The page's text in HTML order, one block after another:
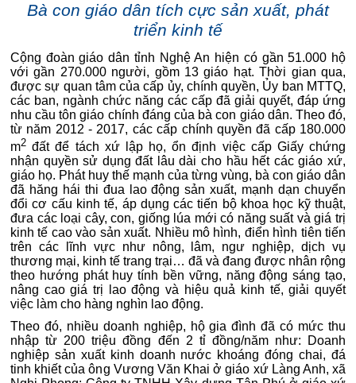
Bà con giáo dân tích cực sản xuất, phát
triển kinh tế
Cộng đoàn giáo dân tỉnh Nghệ An hiện có gần 51.000 hộ
với gần 270.000 người, gồm 13 giáo hạt. Thời gian qua,
được sự quan tâm của cấp ủy, chính quyền, Ủy ban MTTQ,
các ban, ngành chức năng các cấp đã giải quyết, đáp ứng
nhu cầu tôn giáo chính đáng của bà con giáo dân. Theo đó,
từ năm 2012 - 2017, các cấp chính quyền đã cấp 180.000
m2 đất để tách xứ lập họ, ổn định việc cấp Giấy chứng
nhận quyền sử dụng đất lâu dài cho hầu hết các giáo xứ,
giáo họ. Phát huy thế mạnh của từng vùng, bà con giáo dân
đã hăng hái thi đua lao động sản xuất, mạnh dạn chuyển
đổi cơ cấu kinh tế, áp dụng các tiến bộ khoa học kỹ thuật,
đưa các loại cây, con, giống lúa mới có năng suất và giá trị
kinh tế cao vào sản xuất. Nhiều mô hình, điển hình tiên tiến
trên các lĩnh vực như nông, lâm, ngư nghiệp, dịch vụ
thương mại, kinh tế trang trại… đã và đang được nhân rộng
theo hướng phát huy tính bền vững, năng động sáng tạo,
nâng cao giá trị lao động và hiệu quả kinh tế, giải quyết
việc làm cho hàng nghìn lao động.
Theo đó, nhiều doanh nghiệp, hộ gia đình đã có mức thu
nhập từ 200 triệu đồng đến 2 tỉ đồng/năm như: Doanh
nghiệp sản xuất kinh doanh nước khoáng đóng chai, đá
tinh khiết của ông Vương Văn Khai ở giáo xứ Làng Anh, xã